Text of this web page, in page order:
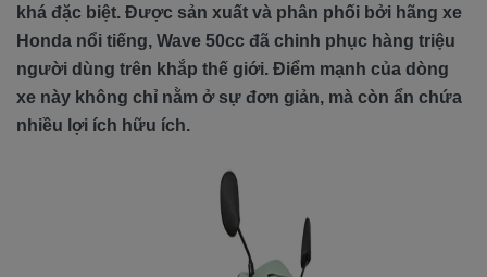
khá đặc biệt. Được sản xuất và phân phối bởi hãng xe
Honda nổi tiếng, Wave 50cc đã chinh phục hàng triệu
người dùng trên khắp thế giới. Điểm mạnh của dòng
xe này không chỉ nằm ở sự đơn giản, mà còn ẩn chứa
nhiều lợi ích hữu ích.